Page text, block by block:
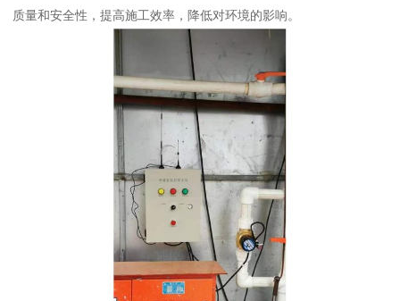
质量和安全性，提高施工效率，降低对环境的影响。